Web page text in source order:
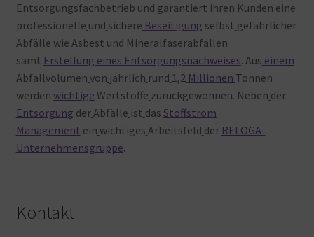
Entsorgungsfachbetrieb und garantiert ihren Kunden eine
professionelle und sichere Beseitigung selbst gefährlicher
Abfälle wie Asbest und Mineralfaserabfällen
samt Erstellung eines Entsorgungsnachweises. Aus einem
Abfallvolumen von jährlich rund 1,2 Millionen Tonnen
werden wichtige Wertstoffe zurückgewonnen. Neben der
Entsorgung derAbfälle ist das Stoffstrom
Management ein wichtiges Arbeitsfeld der RELOGA-
Unternehmensgruppe.
Kontakt